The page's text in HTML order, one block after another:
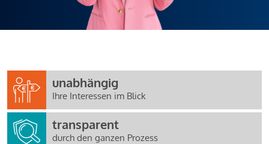
unabhängig
Ihre Interessen im Blick
transparent
durch den ganzen Prozess